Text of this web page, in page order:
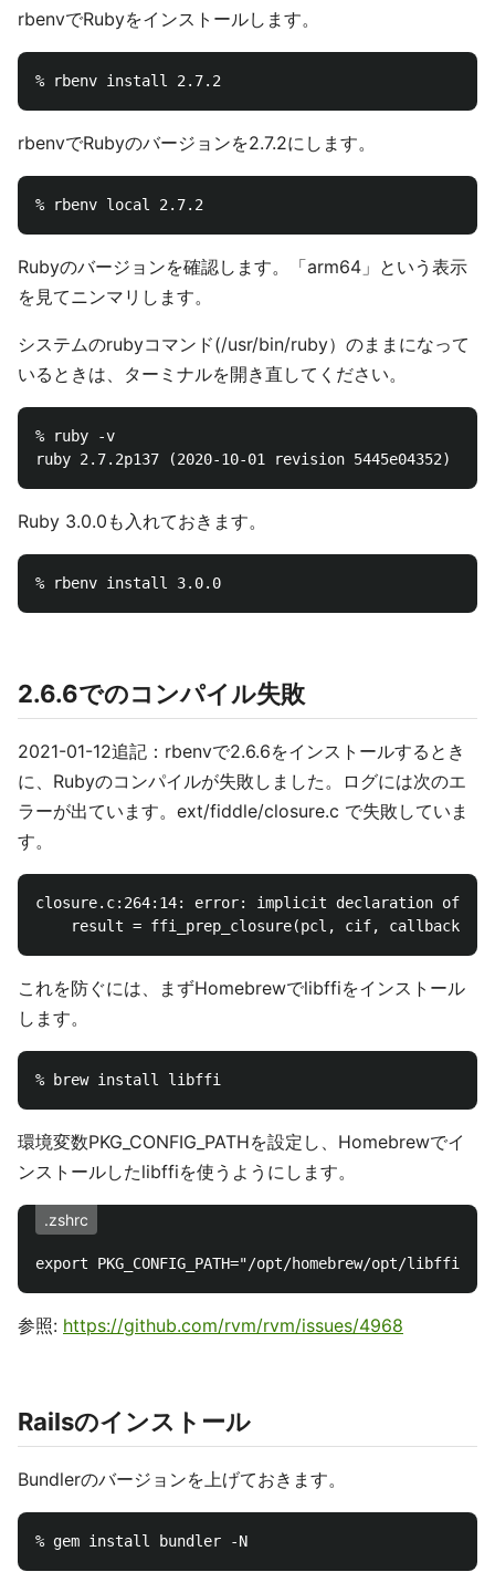
rbenvでRubyをインストールします。
rbenvでRubyのバージョンを2.7.2にします。
Rubyのバージョンを確認します。「arm64」という表示
を見てニンマリします。
システムのrubyコマンド(/usr/bin/ruby）のままになって
いるときは、ターミナルを開き直してください。
% ruby -v
Ruby 3.0.0も入れておきます。
2.6.6でのコンパイル失敗
2021-01-12追記：rbenvで2.6.6をインストールするとき
に、Rubyのコンパイルが失敗しました。ログには次のエ
ラーが出ています。ext/fiddle/closure.c で失敗していま
す。
closure.c:264:14: error: implicit declaration of
これを防ぐには、まずHomebrewでlibffiをインストール
します。
環境変数PKG_CONFIG_PATHを設定し、Homebrewでイ
ンストールしたlibffiを使うようにします。
.zshrc
参照: https://github.com/rvm/rvm/issues/4968
Railsのインストール
Bundlerのバージョンを上げておきます。